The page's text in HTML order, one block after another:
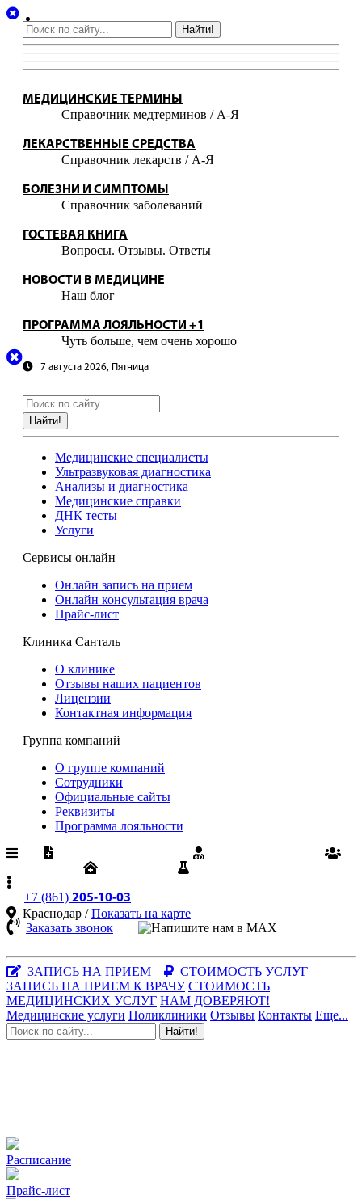
Найти!
МЕДИЦИНСКИЕ ТЕРМИНЫ
Справочник медтерминов / А-Я
ЛЕКАРСТВЕННЫЕ СРЕДСТВА
Справочник лекарств / А-Я
БОЛЕЗНИ И СИМПТОМЫ
Справочник заболеваний
ГОСТЕВАЯ КНИГА
Вопросы. Отзывы. Ответы
НОВОСТИ В МЕДИЦИНЕ
Наш блог
ПРОГРАММА ЛОЯЛЬНОСТИ +1
Чуть больше, чем очень хорошо
7 августа 2026, Пятница
Найти!
Медицинские специалисты
Ультразвуковая диагностика
Анализы и диагностика
Медицинские справки
ДНК тесты
Услуги
Сервисы онлайн
Онлайн запись на прием
Онлайн консультация врача
Прайс-лист
Клиника Санталь
О клинике
Отзывы наших пациентов
Лицензии
Контактная информация
Группа компаний
О группе компаний
Сотрудники
Официальные сайты
Реквизиты
Программа лояльности
+7 (861) 205-10-03
Краснодар /Показать на карте
Заказать звонок |
ЗАПИСЬ НА ПРИЕМ
СТОИМОСТЬ УСЛУГ
ЗАПИСЬ НА ПРИЕМ К ВРАЧУ СТОИМОСТЬ
МЕДИЦИНСКИХ УСЛУГ НАМ ДОВЕРЯЮТ!
Медицинские услуги Поликлиники Отзывы Контакты Еще...
Найти!
Расписание
Прайс-лист